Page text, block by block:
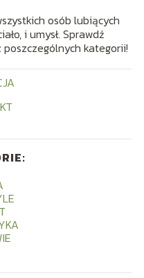
osób lubiących
i umysł. Sprawdź
kategorii!